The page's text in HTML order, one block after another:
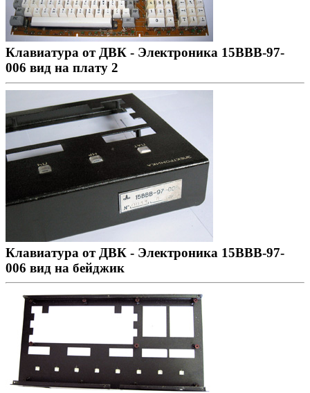
Клавиатура от ДВК - Электроника 15ВВВ-97-
006 вид на плату 2
Клавиатура от ДВК - Электроника 15ВВВ-97-
006 вид на бейджик